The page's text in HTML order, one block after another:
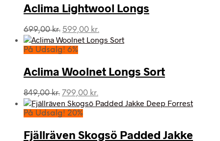
Aclima Lightwool Longs
699,00kr. Den
oprindelige
pris
699,00 kr..
599,00 kr.
aktuelle
599,00 kr..
På Udsalg! 6%
Aclima Woolnet Longs Sort
849,00kr. Den
oprindelige
pris
849,00 kr..
799,00 kr.
aktuelle
799,00 kr..
På Udsalg! 20%
Fjällräven Skogsö Padded Jakke